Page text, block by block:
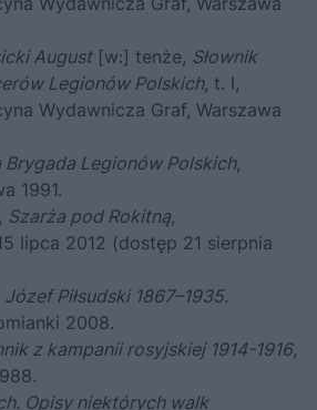
August[w:] tenże, Słownik
Legionów Polskich, t. I,
Wydawnicza Graf, Warszawa
Brygada Legionów Polskich,
1991.
Szarża pod Rokitną,
lipca 2012 (dostęp 21 sierpnia
Józef Piłsudski 1867–1935.
2008.
z kampanii rosyjskiej 1914-1916,
Opisy niektórych walk